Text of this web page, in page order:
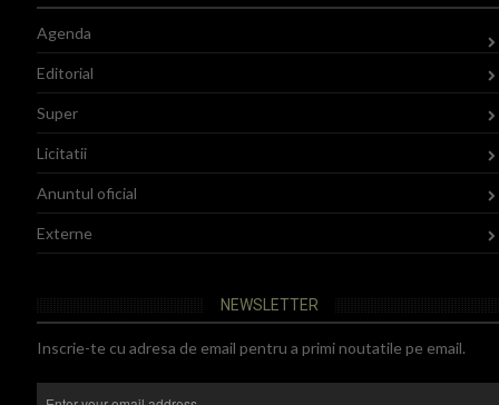
Agenda
Editorial
Super
Licitatii
Anuntul oficial
Externe
NEWSLETTER
Inscrie-te cu adresa de email pentru a primi noutatile pe email.